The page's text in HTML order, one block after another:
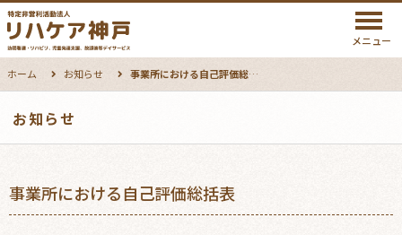
メニュー
ホーム お知らせ 事業所における自己評価総括表
お知らせ
事業所における自己評価総括表